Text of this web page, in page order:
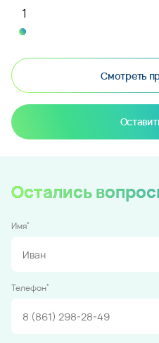
Смотреть
Остались
Имя*
Телефон*